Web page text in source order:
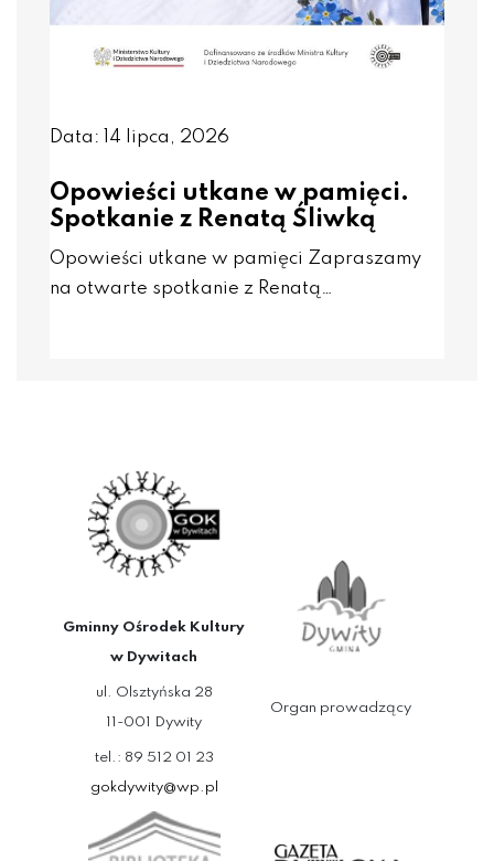
Data: 14 lipca, 2026
Opowieści utkane w pamięci.
Spotkanie z Renatą Śliwką
Opowieści utkane w pamięci Zapraszamy
na otwarte spotkanie z Renatą…
Gminny Ośrodek Kultury
w Dywitach
ul. Olsztyńska 28
11-001 Dywity
tel.: 89 512 01 23
gokdywity@wp.pl
Organ prowadzący